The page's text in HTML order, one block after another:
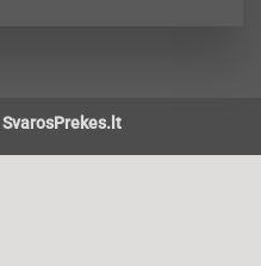
SvarosPrekes.lt